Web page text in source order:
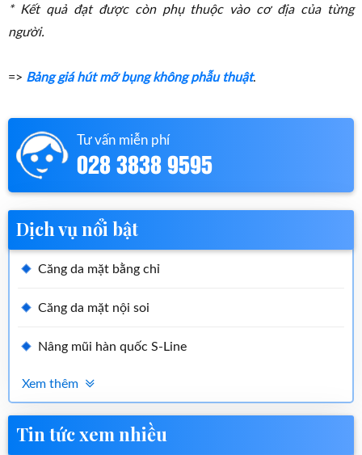
* Kết quả đạt được còn phụ thuộc vào cơ địa của từng
người.
=> Bảng giá hút mỡ bụng không phẫu thuật.
Tư vấn miễn phí
028 3838 9595
Dịch vụ nổi bật
Căng da mặt bằng chỉ
Căng da mặt nội soi
Nâng mũi hàn quốc S-Line
Xem thêm
Tin tức xem nhiều